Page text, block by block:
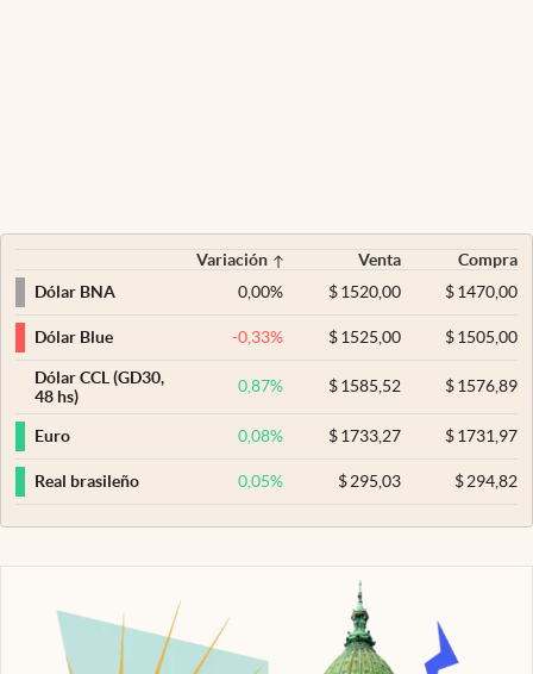
Variación Venta
Compra
Dólar BNA
0,00% $ 1520,00 $1470,00
Dólar Blue -0,33% $ 1525,00 $1505,00
Dólar CCL (GD30,
48 hs)
0,87% $ 1585,52 $1576,89
Euro 0,08% $ 1733,27 $1731,97
Real brasileño 0,05% $ 295,03 $294,82